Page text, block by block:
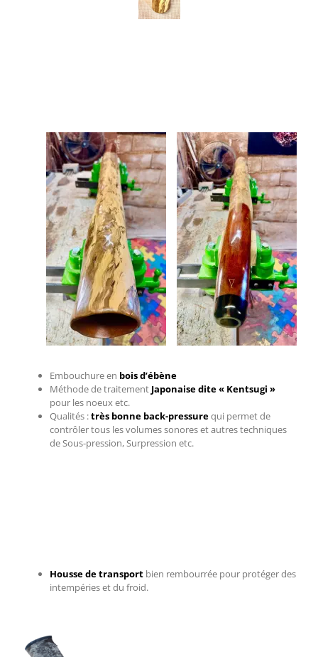
Embouchure en bois d’ébène
Méthode de traitementJaponaise dite « Kentsugi »
pour les noeux etc.
Qualités :très bonne back-pressurequi permet de
contrôler tous les volumes sonores et autres techniques
de Sous-pression, Surpression etc.
Housse de transport bien rembourrée pour protéger des
intempéries et du froid.